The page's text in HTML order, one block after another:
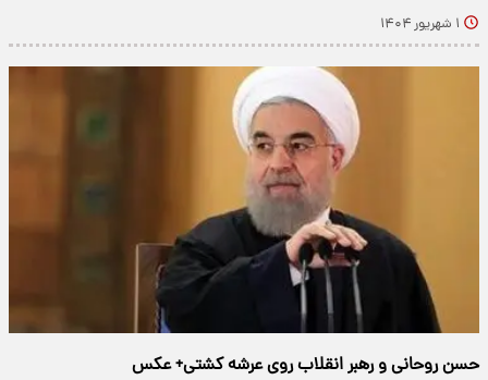
۱ شهریور ۱۴۰۴
حسن روحانی و رهبر انقلاب روی عرشه کشتی+ عکس